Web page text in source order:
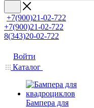
+7(900)21-02-722
+7(900)21-02-722
8(343)20-02-722
Войти
Каталог
Бампера для